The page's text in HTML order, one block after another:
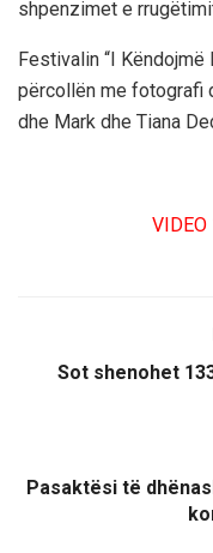
shpenzimet e
Festivalin “I
përcollën me fotografi
dhe Mark dhe Tiana
VIDEO
Sot shenohet
Pasaktësi të